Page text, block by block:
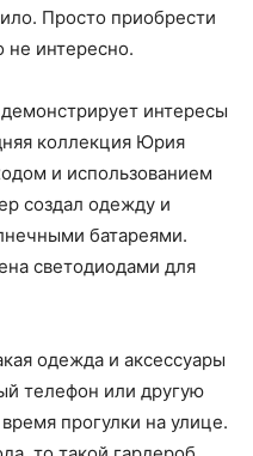
Просто приобрести
интересно.
интересы
коллекция Юрия
и использованием
создал одежду и
батареями.
светодиодами для
одежда и аксессуары
телефон или другую
прогулки на улице.